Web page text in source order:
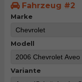
Fahrzeug #2
Marke
Modell
Variante